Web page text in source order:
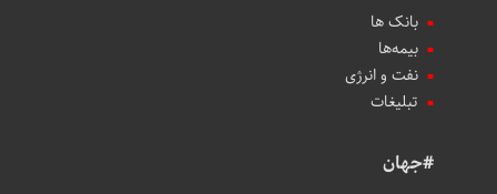
بانک ها
بیمه‌ها
نفت و انرژی
تبلیغات
#جهان